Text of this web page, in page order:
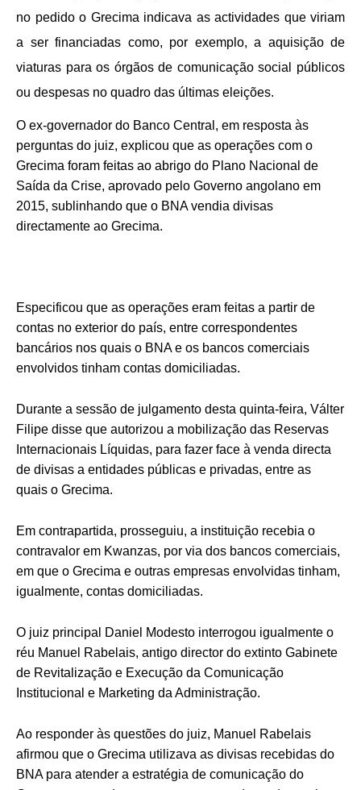
no pedido o Grecima indicava as actividades que viriam
a ser financiadas como, por exemplo, a aquisição de
viaturas para os órgãos de comunicação social públicos
ou despesas no quadro das últimas eleições.
O ex-governador do Banco Central, em resposta às
perguntas do juiz, explicou que as operações com o
Grecima foram feitas ao abrigo do Plano Nacional de
Saída da Crise, aprovado pelo Governo angolano em
2015, sublinhando que o BNA vendia divisas
directamente ao Grecima.
Especificou que as operações eram feitas a partir de
contas no exterior do país, entre correspondentes
bancários nos quais o BNA e os bancos comerciais
envolvidos tinham contas domiciliadas.
Durante a sessão de julgamento desta quinta-feira, Válter
Filipe disse que autorizou a mobilização das Reservas
Internacionais Líquidas, para fazer face à venda directa
de divisas a entidades públicas e privadas, entre as
quais o Grecima.
Em contrapartida, prosseguiu, a instituição recebia o
contravalor em Kwanzas, por via dos bancos comerciais,
em que o Grecima e outras empresas envolvidas tinham,
igualmente, contas domiciliadas.
O juiz principal Daniel Modesto interrogou igualmente o
réu Manuel Rabelais, antigo director do extinto Gabinete
de Revitalização e Execução da Comunicação
Institucional e Marketing da Administração.
Ao responder às questões do juiz, Manuel Rabelais
afirmou que o Grecima utilizava as divisas recebidas do
BNA para atender a estratégia de comunicação do